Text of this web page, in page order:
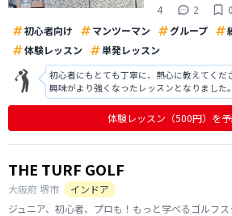
4
2
0
初心者向け
マンツーマン グループ
体験レッスン
単発レッスン
初心者にもとても丁寧に、熱心に教えてくだ
興味がより強くなったレッスンとなりました
が、わかりやすくコツを教えてくださったの
ように思います。また、この体験レッスンが
りと練習できるよう教えてくださったレッ
体験レッスン （500円） を
THE TURF GOLF
大阪府堺市
インドア
ジュニア、初心者、プロも！もっと学べるゴルフス